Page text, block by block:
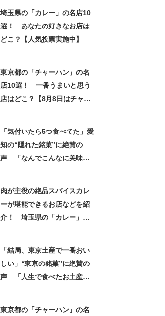
埼玉県の「カレー」の名店10
選！ あなたの好きなお店は
どこ？【人気投票実施中】
東京都の「チャーハン」の名
店10選！ 一番うまいと思う
店はどこ？【8月8日はチャー
「気付いたら5つ食べてた」愛
知の“隠れた銘菓”に絶賛の
声 「なんでこんなに美味し
肉が主役の絶品スパイスカレ
ーが堪能できるお店などを紹
介！ 埼玉県の「カレー」の
「結局、東京土産で一番おい
しい」“東京の銘菓”に絶賛の
声 「人生で食べたお土産の
東京都の「チャーハン」の名